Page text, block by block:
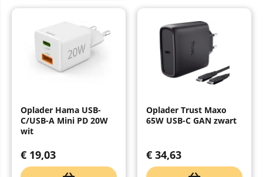
Oplader Hama USB-
C/USB-A Mini PD 20W
wit
€ 19,03
Oplader Trust Maxo
65W USB-C GAN zwart
€ 34,63